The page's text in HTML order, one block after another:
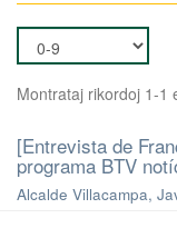
Montrataj rikordoj 1-1
[Entrevista de
programa BTV
Alcalde Villacampa,